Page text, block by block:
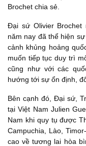
Brochet chia sẻ.
Đại sứ Olivier Brochet
năm nay đã thể hiện
cảnh khủng hoảng
muốn tiếp tục duy trì
cũng như với các
hướng tới sự ổn định,
Bên cạnh đó, Đại sứ,
tại Việt Nam Julien
Nam khi quy tụ được
Campuchia, Lào,
cao về tương lai hòa